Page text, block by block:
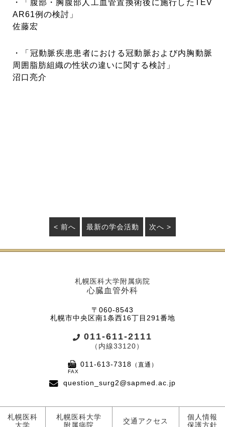
・「腹部・胸腹部人工血管置換術後に施行したTEV
AR61例の検討」
佐藤宏
・「冠動脈疾患患者における冠動脈および内胸動脈
周囲脂肪組織の性状の違いに関する検討」
沼口亮介
< 前へ 最新の学会活動 次へ >
札幌医科大学附属病院
心臓血管外科
〒060-8543
札幌市中央区南1条西16丁目291番地
011-611-2111
（内線33120）
011-613-7318 （直通）
question_surg2@sapmed.ac.jp
札幌医科
大学
札幌医科大学
附属病院
交通アクセス
個人情報
保護方針